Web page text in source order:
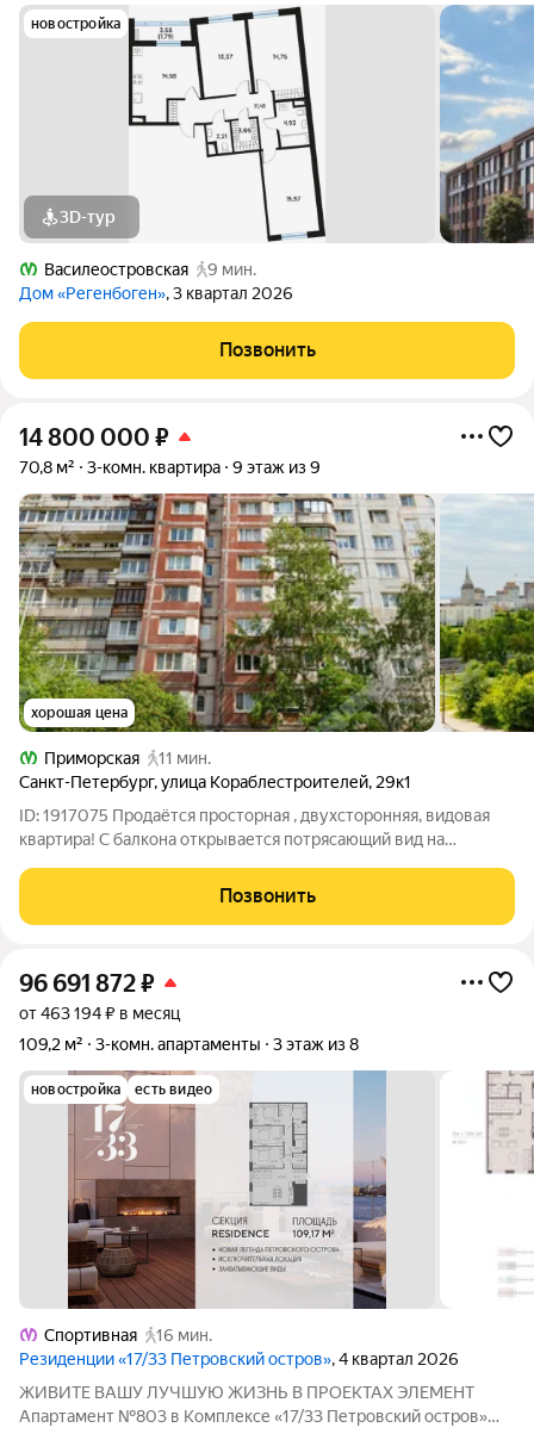
новостройка
3D-тур
Василеостровская
9 мин.
Дом «Регенбоген», 3 квартал 2026
Позвонить
14 800 000 ₽
70,8 м² 3-комн. квартира 9 этаж из 9
хорошая цена
Приморская
11 мин.
Санкт-Петербург,улица Кораблестроителей, 29к1
ID: 1917075 Продаётся просторная , двухсторонняя, видовая
квартира! С балкона открывается потрясающий вид на
Шаговая доступность до метро. Прямая продажа!
Позвонить
96 691 872₽
от 463 194 ₽ в месяц
109,2 м²
3-комн. апартаменты 3 этаж из 8
новостройка есть видео
Спортивная
16 мин.
Резиденции «17/33 Петровский остров», 4 квартал 2026
ЖИВИТЕ ВАШУ ЛУЧШУЮ ЖИЗНЬ В ПРОЕКТАХ ЭЛЕМЕНТ
Апартамент №803 в Комплексе «17/33 Петровский остров»